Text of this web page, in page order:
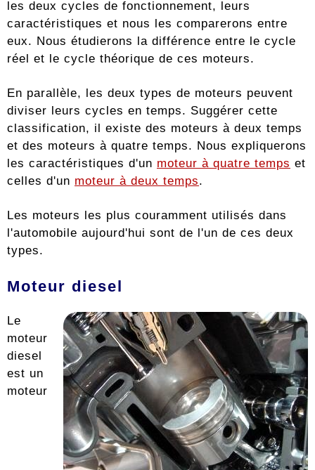
les deux cycles de fonctionnement, leurs
caractéristiques et nous les comparerons entre
eux. Nous étudierons la différence entre le cycle
réel et le cycle théorique de ces moteurs.
En parallèle, les deux types de moteurs peuvent
diviser leurs cycles en temps. Suggérer cette
classification, il existe des moteurs à deux temps
et des moteurs à quatre temps. Nous expliquerons
les caractéristiques d'un moteur à quatre temps et
celles d'un moteur à deux temps.
Les moteurs les plus couramment utilisés dans
l'automobile aujourd'hui sont de l'un de ces deux
types.
Moteur diesel
Le
moteur
diesel
est un
moteur